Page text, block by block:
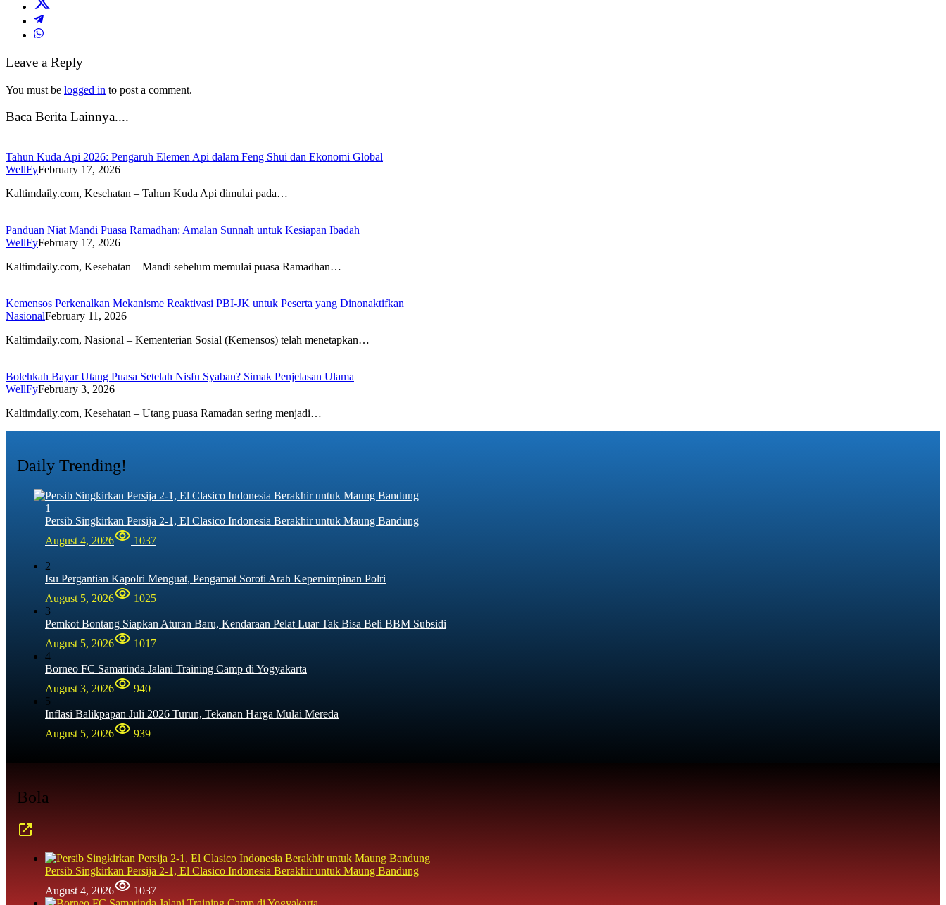
Leave a Reply
You must be logged in to post a comment.
Baca Berita Lainnya....
Tahun Kuda Api 2026: Pengaruh Elemen Api dalam Feng Shui dan Ekonomi Global
WellFyFebruary 17, 2026
Kaltimdaily.com, Kesehatan – Tahun Kuda Api dimulai pada…
Panduan Niat Mandi Puasa Ramadhan: Amalan Sunnah untuk Kesiapan Ibadah
WellFyFebruary 17, 2026
Kaltimdaily.com, Kesehatan – Mandi sebelum memulai puasa Ramadhan…
Kemensos Perkenalkan Mekanisme Reaktivasi PBI-JK untuk Peserta yang Dinonaktifkan
NasionalFebruary 11, 2026
Kaltimdaily.com, Nasional – Kementerian Sosial (Kemensos) telah menetapkan…
Bolehkah Bayar Utang Puasa Setelah Nisfu Syaban? Simak Penjelasan Ulama
WellFyFebruary 3, 2026
Kaltimdaily.com, Kesehatan – Utang puasa Ramadan sering menjadi…
Daily Trending!
1
Persib Singkirkan Persija 2-1, El Clasico Indonesia Berakhir untuk Maung Bandung
August 4, 2026
1037
2
Isu Pergantian Kapolri Menguat, Pengamat Soroti Arah Kepemimpinan Polri
August 5, 2026
1025
3
Pemkot Bontang Siapkan Aturan Baru, Kendaraan Pelat Luar Tak Bisa Beli BBM Subsidi
August 5, 2026
1017
4
Borneo FC Samarinda Jalani Training Camp di Yogyakarta
August 3, 2026
940
5
Inflasi Balikpapan Juli 2026 Turun, Tekanan Harga Mulai Mereda
August 5, 2026
939
Bola
Persib Singkirkan Persija 2-1, El Clasico Indonesia Berakhir untuk Maung Bandung
August 4, 2026
1037